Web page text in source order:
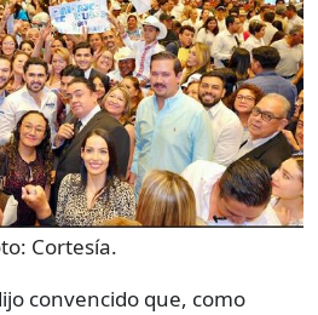
Cortesía.
convencido que, como